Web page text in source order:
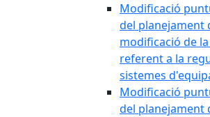
Modificació
del planejament
modificació de
referent a la
sistemes
Modificació
del planejament